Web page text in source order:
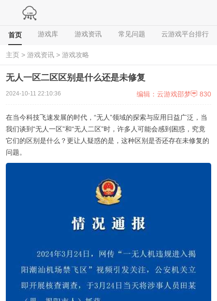
首页 游戏库 游戏资讯 常见问题 云游戏平台排行
主页 > 游戏资讯 > 游戏攻略
无人一区二区区别是什么还是未修复
2024-10-11 22:10:36 编辑：云游戏邵梦 830
在当今科技飞速发展的时代，“无人”领域的探索与应用日益广泛，当
我们谈到“无人一区”和“无人二区”时，许多人可能会感到困惑，究竟
它们的区别是什么？更让人疑惑的是，这种区别是否还存在未修复的
问题。